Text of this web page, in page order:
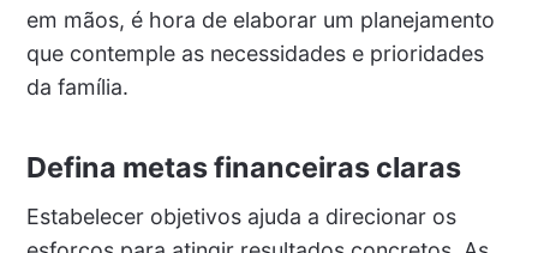
em mãos, é hora de elaborar um planejamento
que contemple as necessidades e prioridades
da família.
Defina metas financeiras claras
Estabelecer objetivos ajuda a direcionar os